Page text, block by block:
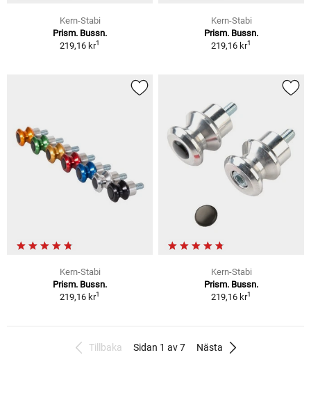
Kern-Stabi
Prism. Bussn.
219,16 kr1
Kern-Stabi
Prism. Bussn.
219,16 kr1
Kern-Stabi
Prism. Bussn.
219,16 kr1
Kern-Stabi
Prism. Bussn.
219,16 kr1
Tillbaka Sidan 1 av 7 Nästa